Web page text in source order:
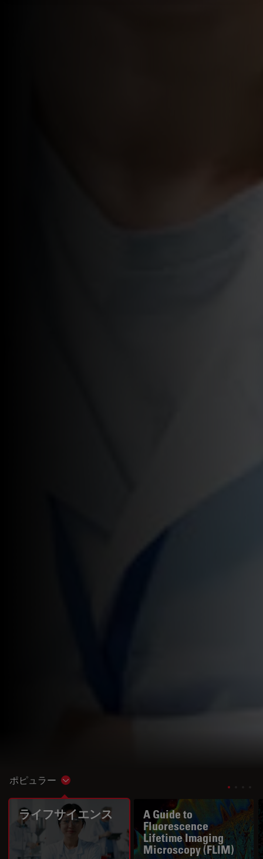
ポピュラー Show subnavigation
ライフサイエンス
A Guide to
Fluorescence
Lifetime Imaging
Microscopy (FLIM)